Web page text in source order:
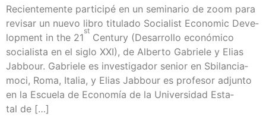
Recien­te­men­te par­ti­ci­pé en un semi­na­rio de zoom para
revi­sar un nue­vo libro titu­la­do Socia­list Eco­no­mic Deve­
lop­ment in the 21
st
Cen­tury (Desa­rro­llo eco­nó­mi­co
socia­lis­ta en el siglo XXI), de Alber­to Gabrie­le y Elias
Jab­bour. Gabrie­le es inves­ti­ga­dor senior en Sbi­lan­cia­
mo­ci, Roma, Ita­lia, y Elias Jab­bour es pro­fe­sor adjun­to
en la Escue­la de Eco­no­mía de la Uni­ver­si­dad Esta­
tal de […]